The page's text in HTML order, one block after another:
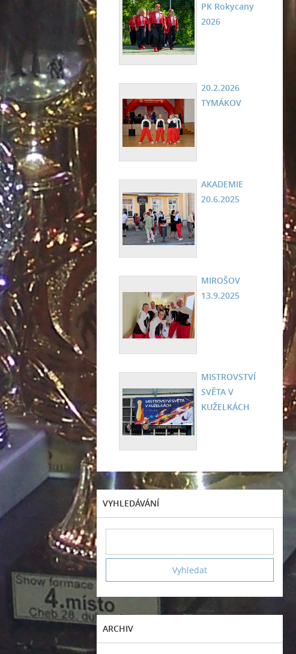
PK Rokycany
2026
20.2.2026
TYMÁKOV
AKADEMIE
20.6.2025
MIROŠOV
13.9.2025
MISTROVSTVÍ
SVĚTA V
KUŽELKÁCH
VYHLEDÁVÁNÍ
ARCHIV